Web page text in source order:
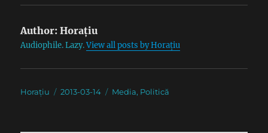
Author: Horațiu
Audiophile. Lazy.View all posts by Horațiu
Author
Horațiu
Posted
2013-03-14 Categories
Media, Politică